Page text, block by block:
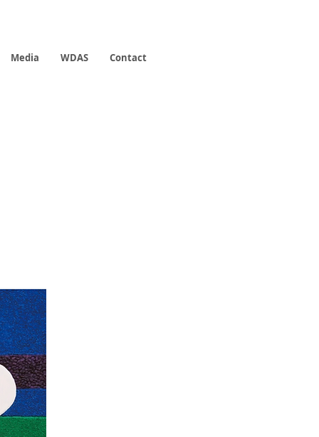
Media WDAS Contact